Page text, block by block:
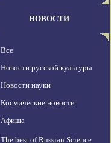
НОВОСТИ
Все
Новости русской культуры
Новости науки
Космические новости
Афиша
The best of Russian Science